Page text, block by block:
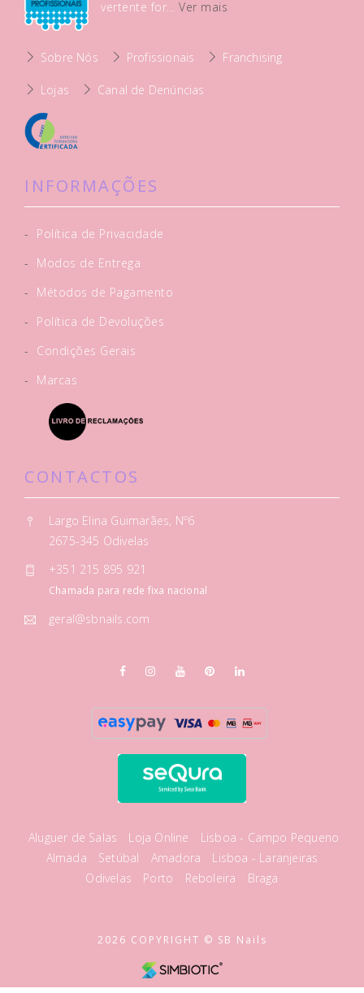
vertente for...Ver mais
Sobre Nós Profissionais Franchising
Lojas Canal de Denúncias
INFORMAÇÕES
-
Política de Privacidade
-
Modos de Entrega
-
Métodos de Pagamento
-
Política de Devoluções
-
Condições Gerais
-
Marcas
CONTACTOS
Largo Elina Guimarães, Nº6
2675-345 Odivelas
+351 215 895 921
Chamada para rede fixa nacional
geral@sbnails.com
Aluguer de Salas Loja Online
Lisboa - Campo Pequeno
Almada
Setúbal Amadora
Lisboa - Laranjeiras
Odivelas
Porto Reboleira Braga
2026 COPYRIGHT © SB Nails